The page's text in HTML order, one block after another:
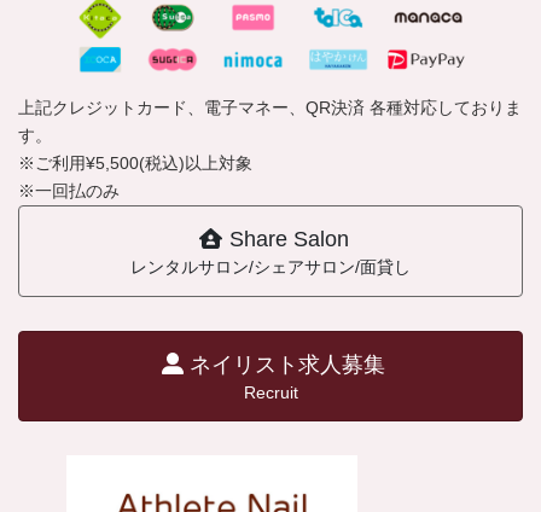
上記クレジットカード、電子マネー、QR決済 各種対応しておりま
す。
※ご利用¥5,500(税込)以上対象
※一回払のみ
Share Salon
レンタルサロン/シェアサロン/面貸し
ネイリスト求人募集
Recruit